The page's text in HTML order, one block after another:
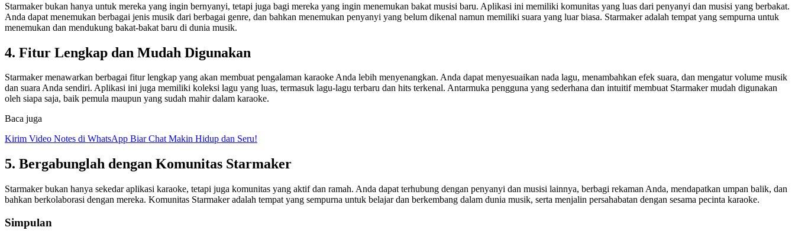
Starmaker bukan hanya untuk mereka yang ingin bernyanyi, tetapi juga bagi mereka yang ingin menemukan bakat musisi baru. Aplikasi ini memiliki komunitas yang luas dari penyanyi dan musisi yang berbakat.
Anda dapat menemukan berbagai jenis musik dari berbagai genre, dan bahkan menemukan penyanyi yang belum dikenal namun memiliki suara yang luar biasa. Starmaker adalah tempat yang sempurna untuk
menemukan dan mendukung bakat-bakat baru di dunia musik.
4. Fitur Lengkap dan Mudah Digunakan
Starmaker menawarkan berbagai fitur lengkap yang akan membuat pengalaman karaoke Anda lebih menyenangkan. Anda dapat menyesuaikan nada lagu, menambahkan efek suara, dan mengatur volume musik
dan suara Anda sendiri. Aplikasi ini juga memiliki koleksi lagu yang luas, termasuk lagu-lagu terbaru dan hits terkenal. Antarmuka pengguna yang sederhana dan intuitif membuat Starmaker mudah digunakan
oleh siapa saja, baik pemula maupun yang sudah mahir dalam karaoke.
Baca juga
Kirim Video Notes di WhatsApp Biar Chat Makin Hidup dan Seru!
5. Bergabunglah dengan Komunitas Starmaker
Starmaker bukan hanya sekedar aplikasi karaoke, tetapi juga komunitas yang aktif dan ramah. Anda dapat terhubung dengan penyanyi dan musisi lainnya, berbagi rekaman Anda, mendapatkan umpan balik, dan
bahkan berkolaborasi dengan mereka. Komunitas Starmaker adalah tempat yang sempurna untuk belajar dan berkembang dalam dunia musik, serta menjalin persahabatan dengan sesama pecinta karaoke.
Simpulan